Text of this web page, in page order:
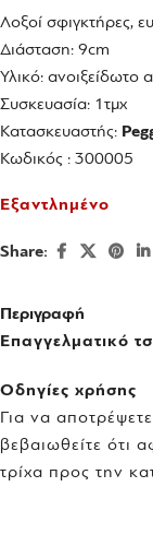
Λοξοί σφιγκτήρες,
Διάσταση: 9cm
Υλικό: ανοιξείδωτο
Συσκευασία: 1τμχ
Κατασκευαστής:
Κωδικός : 300005
Εξαντλημένο
Share:
Περιγραφή
Επαγγελματικό
Οδηγίες χρήσης
Για να
βεβαιωθείτε ότι
τρίχα προς την